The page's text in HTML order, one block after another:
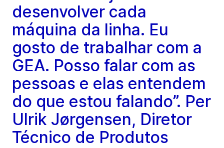
desenvolver cada
máquina da linha. Eu
gosto de trabalhar com a
GEA. Posso falar com as
pessoas e elas entendem
do que estou falando”. Per
Ulrik Jørgensen, Diretor
Técnico de Produtos